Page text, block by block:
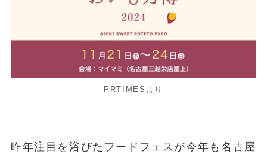
PRTIMESより
昨年注目を浴びたフードフェスが今年も名古屋